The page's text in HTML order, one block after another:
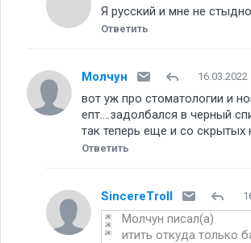
Я русский и мне не
Ответить
Молчун 16.03.2022
вот уж про стоматологии и
епт....задолбался в черный
так теперь еще и со скрытых
Ответить
SincereTroll
Молчун писал(а)
итить откуда только